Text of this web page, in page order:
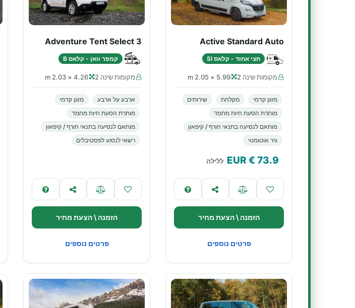
Active Standard Auto
חצי אחוד - קלאס SI
מקומות שינה 2 5.99 × 2.05 m
מזגן קדמי מקלחת
שירותים
מותרת הסעת חיות מחמד
מותאם לנסיעה בתנאי חורף / קיפאון
גיר אוטומטי
73.9
€ EUR ללילה
הזמנה \ הצעת מחיר
פרטים נוספים
Adventure Tent Select 3
קמפר וואן - קלאס B
מקומות שינה 2 4.26 × 2.03 m
ארבע על ארבע
מזגן קדמי
מותרת הסעת חיות מחמד
מותאם לנסיעה בתנאי חורף / קיפאון
רשאי לנסוע לפסטיבלים
הזמנה \ הצעת מחיר
פרטים נוספים